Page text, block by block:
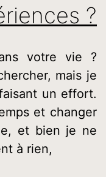
?
votre vie ?
mais je
un effort.
et changer
et bien je ne
à rien,